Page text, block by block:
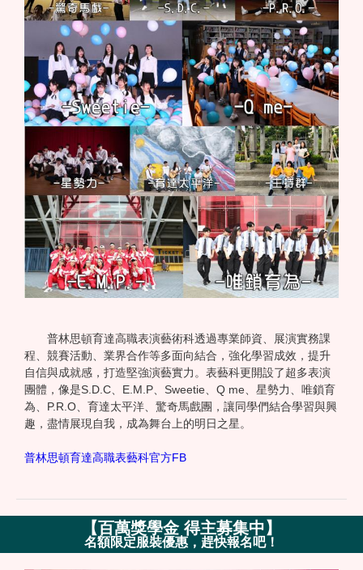
普林思頓育達高職表演藝術科透過專業師資、展演實務課
程、競賽活動、業界合作等多面向結合，強化學習成效，提升
自信與成就感，打造堅強演藝實力。表藝科更開設了超多表演
團體，像是S.D.C、E.M.P、Sweetie、Q me、星勢力、唯鎖育
為、P.R.O、育達太平洋、驚奇馬戲團，讓同學們結合學習與興
趣，盡情展現自我，成為舞台上的明日之星。
普林思頓育達高職表藝科官方FB
【百萬獎學金 得主募集中】
名額限定服裝優惠，趕快報名吧！